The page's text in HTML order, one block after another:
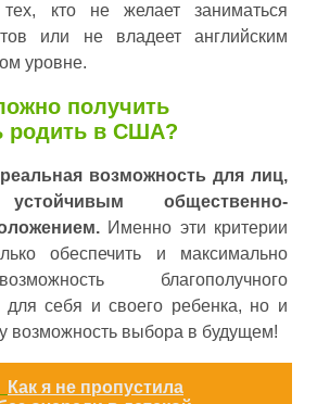
кто не желает заниматься
или не владеет английским
уровне.
получить
родить в США?
возможность для лиц,
общественно-
Именно эти критерии
обеспечить и максимально
благополучного
для себя и своего ребенка, но и
возможность выбора в будущем!
Как я не пропустила